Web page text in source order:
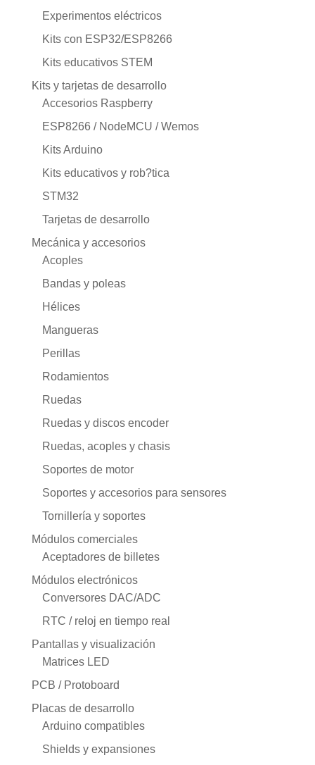
Experimentos eléctricos
Kits con ESP32/ESP8266
Kits educativos STEM
Kits y tarjetas de desarrollo
Accesorios Raspberry
ESP8266 / NodeMCU / Wemos
Kits Arduino
Kits educativos y rob?tica
STM32
Tarjetas de desarrollo
Mecánica y accesorios
Acoples
Bandas y poleas
Hélices
Mangueras
Perillas
Rodamientos
Ruedas
Ruedas y discos encoder
Ruedas, acoples y chasis
Soportes de motor
Soportes y accesorios para sensores
Tornillería y soportes
Módulos comerciales
Aceptadores de billetes
Módulos electrónicos
Conversores DAC/ADC
RTC / reloj en tiempo real
Pantallas y visualización
Matrices LED
PCB / Protoboard
Placas de desarrollo
Arduino compatibles
Shields y expansiones